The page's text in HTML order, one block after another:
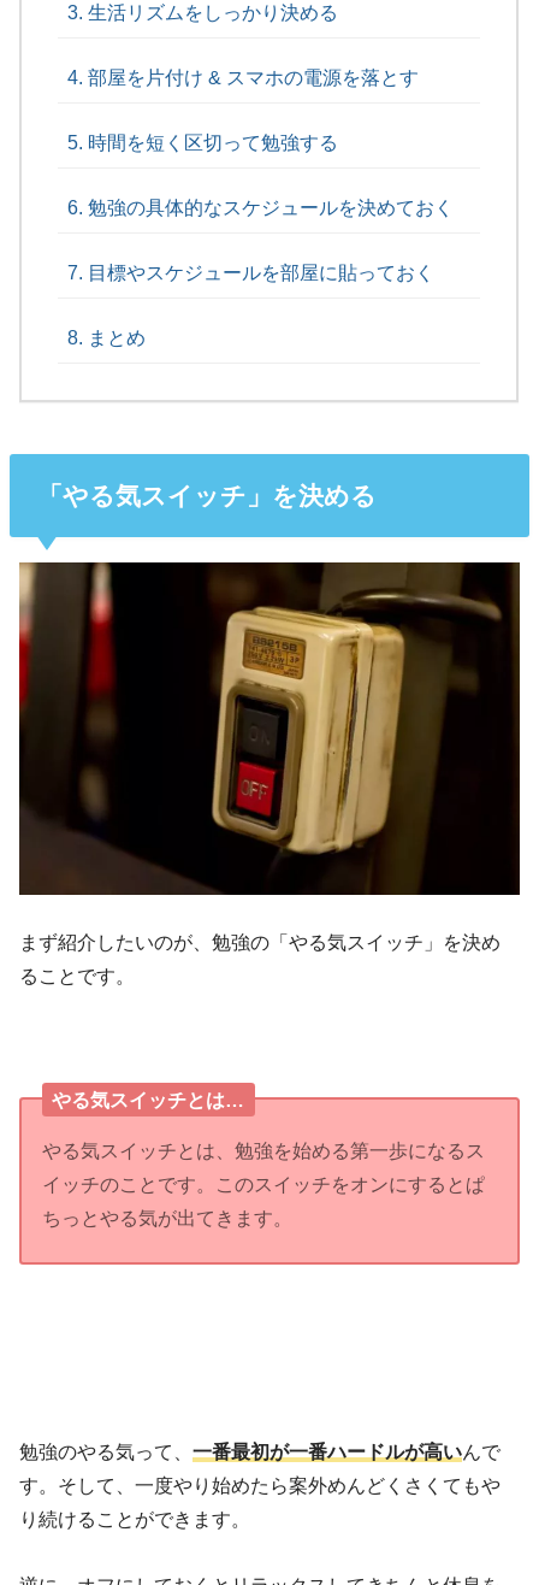
生活リズムをしっかり決める
部屋を片付け & スマホの電源を落とす
時間を短く区切って勉強する
勉強の具体的なスケジュールを決めておく
目標やスケジュールを部屋に貼っておく
まとめ
「やる気スイッチ」を決める
まず紹介したいのが、勉強の「やる気スイッチ」を決め
ることです。
やる気スイッチとは…
やる気スイッチとは、勉強を始める第一歩になるス
イッチのことです。このスイッチをオンにするとぱ
ちっとやる気が出てきます。
勉強のやる気って、一番最初が一番ハードルが高いんで
す。そして、一度やり始めたら案外めんどくさくてもや
り続けることができます。